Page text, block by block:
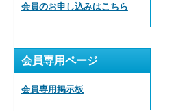
会員のお申し込みはこちら
会員専用ページ
会員専用掲示板